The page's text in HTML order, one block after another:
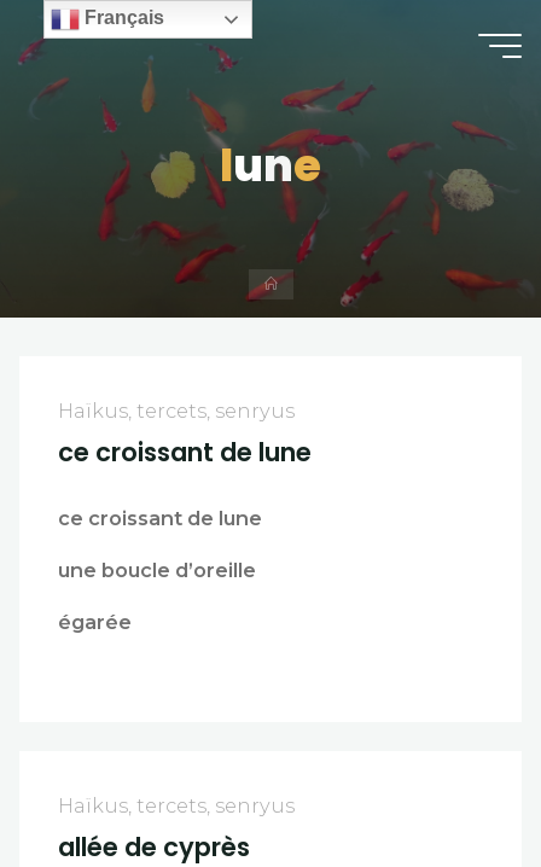
content
lune
Home
Haïkus, tercets, senryus
ce croissant de lune
ce croissant de lune
une boucle d’oreille
égarée
Haïkus, tercets, senryus
allée de cyprès
Français